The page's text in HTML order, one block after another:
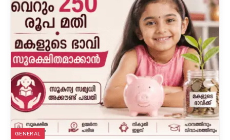
GENERAL